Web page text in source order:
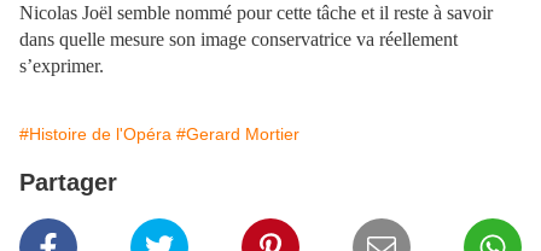
Nicolas Joël semble nommé pour cette tâche et il reste à savoir
dans quelle mesure son image conservatrice va réellement
s’exprimer.
#Histoire de l'Opéra #Gerard Mortier
Partager